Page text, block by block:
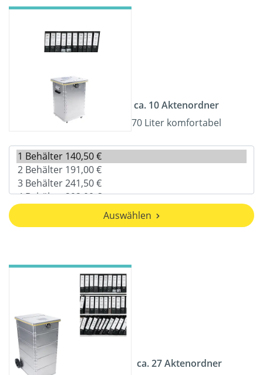
ca. 10 Aktenordner
70 Liter komfortabel
Auswählen
ca. 27 Aktenordner